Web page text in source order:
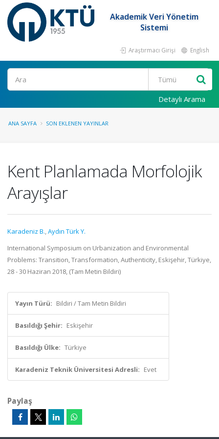
Akademik Veri Yönetim
Sistemi
Araştırmacı Girişi English
Ara
Detaylı Arama
ANA SAYFA SON EKLENEN YAYINLAR
Kent Planlamada Morfolojik
Arayışlar
Karadeniz B.,Aydın Türk Y.
International Symposium on Urbanization and Environmental
Problems: Transition, Transformation, Authenticity, Eskişehir, Türkiye,
28 - 30 Haziran 2018, (Tam Metin Bildiri)
Yayın Türü: Bildiri / Tam Metin Bildiri
Basıldığı Şehir: Eskişehir
Basıldığı Ülke: Türkiye
Karadeniz Teknik Üniversitesi Adresli: Evet
Paylaş